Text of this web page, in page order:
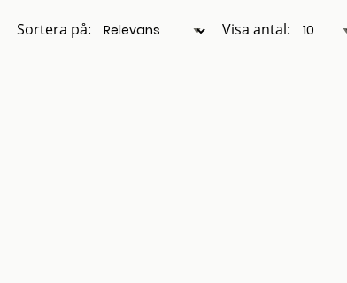
Sortera på: Visa antal: